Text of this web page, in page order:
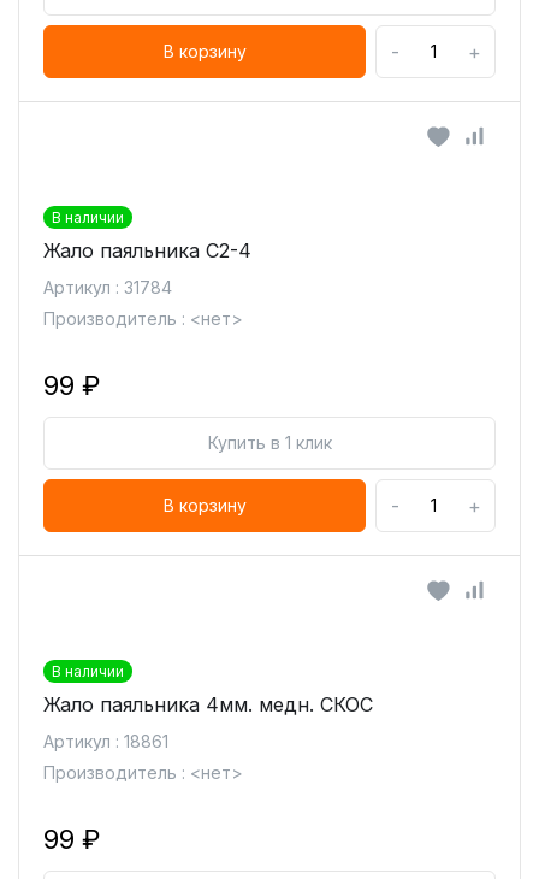
В корзину - +
В наличии
Жало паяльника C2-4
Артикул : 31784
Производитель : <нет>
99 ₽
Купить в 1 клик
В корзину - +
В наличии
Жало паяльника 4мм. медн. СКОС
Артикул : 18861
Производитель : <нет>
99 ₽